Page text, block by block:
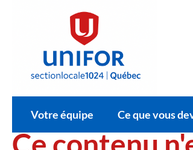
Votre équipe Ce que vous